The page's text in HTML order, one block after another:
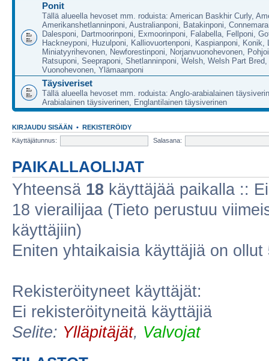
Ponit
Tällä alueella hevoset mm. roduista: American Baskhir Curly,
Amerikanshetlanninponi, Australianponi, Batakinponi,
Dalesponi, Dartmoorinponi, Exmoorinponi, Falabella, Fellponi,
Hackneyponi, Huzulponi, Kalliovuortenponi, Kaspianponi, Konik,
Miniatyyrihevonen, Newforestinponi, Norjanvuonohevonen,
Ratsuponi, Seepraponi, Shetlanninponi, Welsh, Welsh Part Bred,
Vuonohevonen, Ylämaanponi
Täysiveriset
Tällä alueella hevoset mm. roduista: Anglo-arabialainen
Arabialainen täysiverinen, Englantilainen täysiverinen
KIRJAUDU SISÄÄN • REKISTERÖIDY
Käyttäjätunnus:
Salasana:
PAIKALLAOLIJAT
Yhteensä 18 käyttäjää paikalla ::
18 vierailijaa (Tieto perustuu
käyttäjiin)
Eniten yhtaikaisia käyttäjiä on ollut
Rekisteröityneet käyttäjät:
Ei rekisteröityneitä käyttäjiä
Selite: Ylläpitäjät, Valvojat